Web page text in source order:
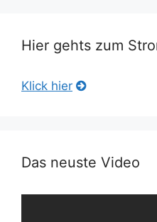
Hier gehts zum
Klick hier
Das neuste Video